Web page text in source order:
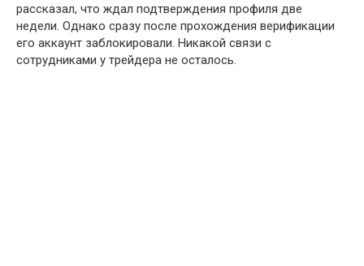
рассказал, что ждал подтверждения профиля две
недели. Однако сразу после прохождения верификации
его аккаунт заблокировали. Никакой связи с
сотрудниками у трейдера не осталось.